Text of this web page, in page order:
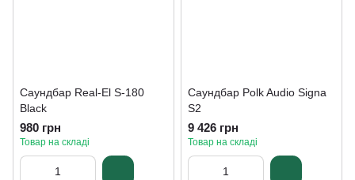
Саундбар Real-El S-180
Black
980 грн
Товар на складі
Саундбар Polk Audio Signa
S2
9 426 грн
Товар на складі